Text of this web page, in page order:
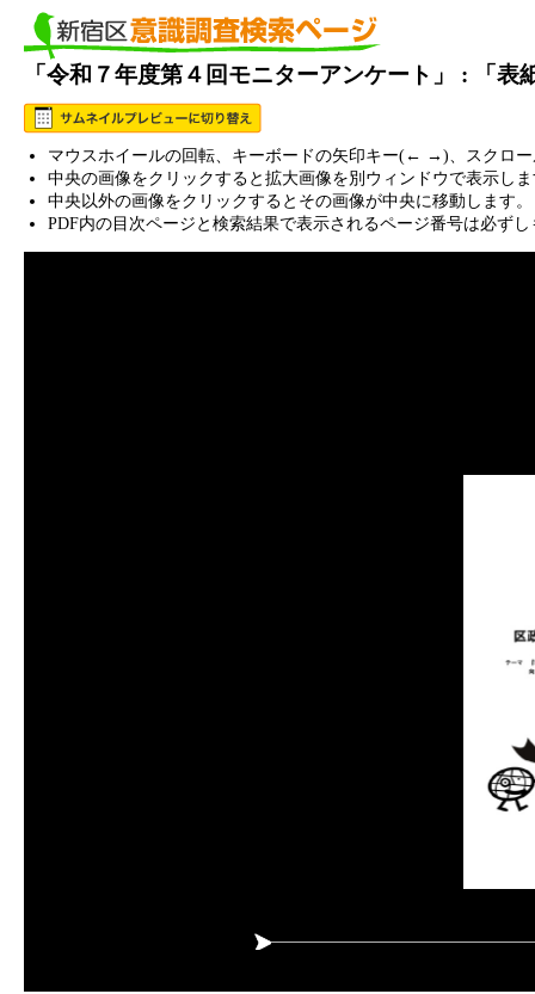
「令和７年度第４回モニターアンケート」 : 「表
マウスホイールの回転、キーボードの矢印キー(← →)、スクロ
中央の画像をクリックすると拡大画像を別ウィンドウで表示し
中央以外の画像をクリックするとその画像が中央に移動します。
PDF内の目次ページと検索結果で表示されるページ番号は必ず